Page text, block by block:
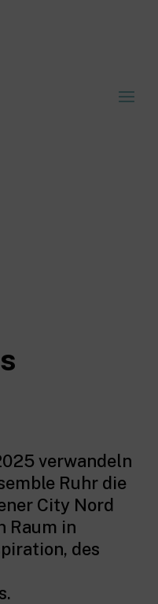
verwandeln
Ruhr die
City Nord
Raum in
des